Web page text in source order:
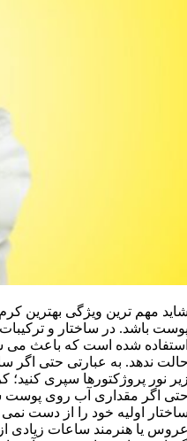
مهم ترین ویژگی بهترین
باشد. در ساختار و
شده است که باعث می
ندهد. به عبارتی حتی اگر
نور پروژکتورها سپری
اگر مقداری آب روی پوست
اولیه خود را از دست
یا هنرمند ساعات زیادی